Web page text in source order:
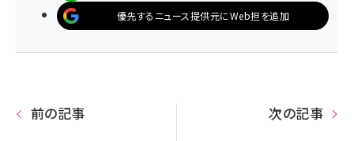
優先するニュース提供元にWeb担を追加
前の記事 次の記事